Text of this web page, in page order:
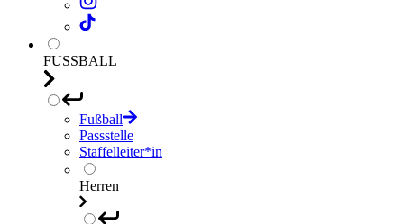
FUSSBALL
Fußball
Passstelle
Staffelleiter*in
Herren